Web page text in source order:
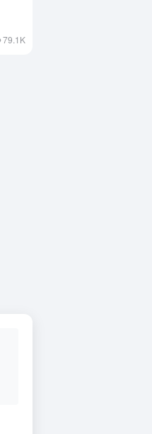
79.1K